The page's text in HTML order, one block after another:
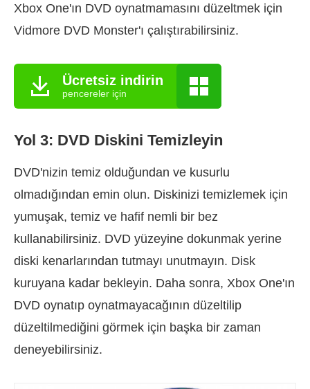
Xbox One'ın DVD oynatmamasını düzeltmek için
Vidmore DVD Monster'ı çalıştırabilirsiniz.
Ücretsiz indirin
pencereler için
Yol 3: DVD Diskini Temizleyin
DVD'nizin temiz olduğundan ve kusurlu
olmadığından emin olun. Diskinizi temizlemek için
yumuşak, temiz ve hafif nemli bir bez
kullanabilirsiniz. DVD yüzeyine dokunmak yerine
diski kenarlarından tutmayı unutmayın. Disk
kuruyana kadar bekleyin. Daha sonra, Xbox One'ın
DVD oynatıp oynatmayacağının düzeltilip
düzeltilmediğini görmek için başka bir zaman
deneyebilirsiniz.